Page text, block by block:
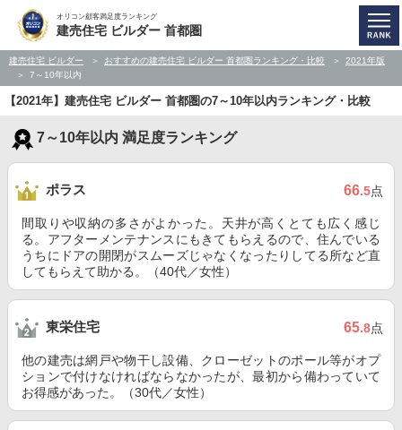
オリコン顧客満足度ランキング
建売住宅 ビルダー 首都圏
建売住宅 ビルダー おすすめの建売住宅 ビルダー 首都圏ランキング・比較
2021年版
7～10年以内
【2021年】建売住宅 ビルダー 首都圏の7～10年以内ランキング・比較
7～10年以内 満足度ランキング
ポラス 66.5点
間取りや収納の多さがよかった。天井が高くとても広く感じ
る。アフターメンテナンスにもきてもらえるので、住んでいる
うちにドアの開閉がスムーズじゃなくなったりしてる所など直
してもらえて助かる。（40代／女性）
東栄住宅 65.8点
他の建売は網戸や物干し設備、クローゼットのポール等がオプ
ションで付けなければならなかったが、最初から備わっていて
お得感があった。（30代／女性）